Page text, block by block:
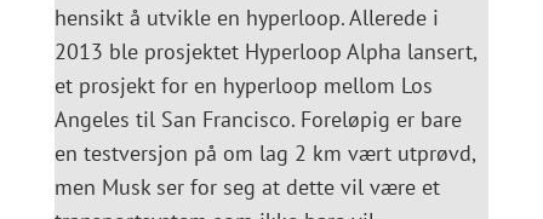
hensikt å utvikle en hyperloop. Allerede i
2013 ble prosjektet Hyperloop Alpha lansert,
et prosjekt for en hyperloop mellom Los
Angeles til San Francisco. Foreløpig er bare
en testversjon på om lag 2 km vært utprøvd,
men Musk ser for seg at dette vil være et